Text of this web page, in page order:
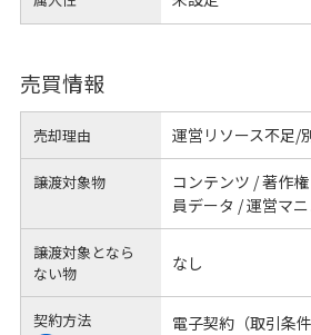
売買情報
売却理由 運営リソース不足/
譲渡対象物
コンテンツ / 著作
員データ / 運営マ
譲渡対象となら
ない物
なし
契約方法
電子契約（取引条